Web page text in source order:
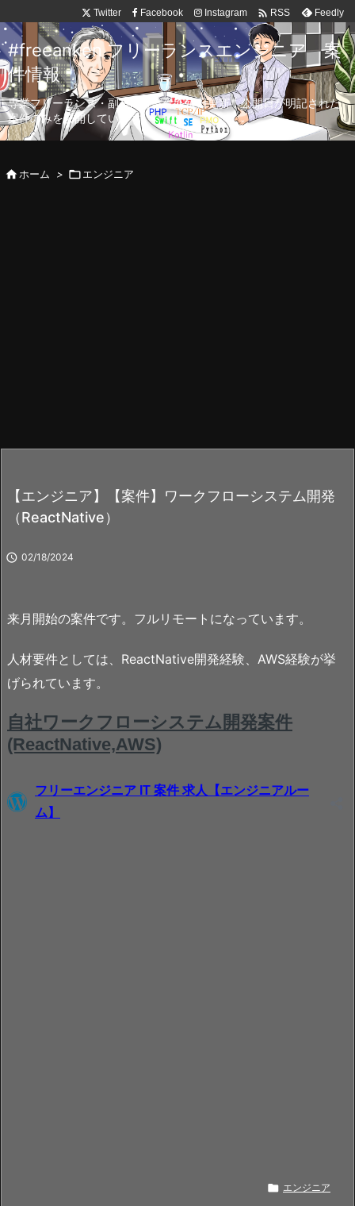
Twitter Facebook Instagram  RSS Feedly
#freeanken フリーランスエンジニア 案
件情報
専業フリーランス・副業向け案件を毎日更新！公開日が明記された
案件のみを公開しています。
ホーム > エンジニア
【エンジニア】【案件】ワークフローシステム開発
（ReactNative）
 02/18/2024
来月開始の案件です。フルリモートになっています。
人材要件としては、ReactNative開発経験、AWS経験が挙
げられています。
 エンジニア